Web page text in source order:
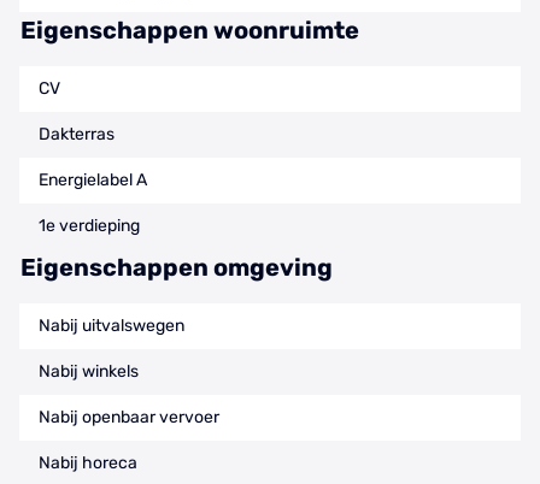
Eigenschappen woonruimte
CV
Dakterras
Energielabel A
1e verdieping
Eigenschappen omgeving
Nabij uitvalswegen
Nabij winkels
Nabij openbaar vervoer
Nabij horeca